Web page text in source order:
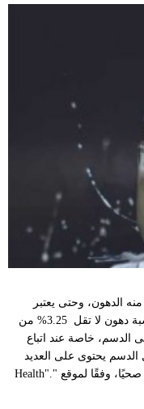
الدهون، وحتى يعتبر
الحليب كامل الدسم، يجب أن يحتوي على نسبة دهون لا تقل 3.25% من
الدسم، خاصة عند اتباع
الدسم يحتوى على العديد
من الفوائد الصحية التي تجعله الخيار الأفضل صحيًا، وفقًا لموقع "Health".